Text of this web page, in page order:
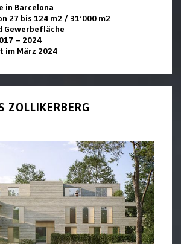
in Barcelona
27 bis 124 m2 / 31‘000 m2
Gewerbefläche
– 2024
im März 2024
ZOLLIKERBERG